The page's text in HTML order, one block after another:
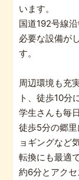
います。
国道192号線
必要な設備が
す。
周辺環境も充
ト、徒歩10分
学生さんも毎
徒歩5分の郷
ョギングなど
転換にも最適
約6分とアク